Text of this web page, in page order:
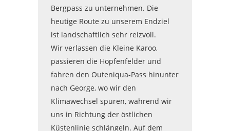
Bergpass zu unternehmen. Die
heutige Route zu unserem Endziel
ist landschaftlich sehr reizvoll.
Wir verlassen die Kleine Karoo,
passieren die Hopfenfelder und
fahren den Outeniqua-Pass hinunter
nach George, wo wir den
Klimawechsel spüren, während wir
uns in Richtung der östlichen
Küstenlinie schlängeln. Auf dem